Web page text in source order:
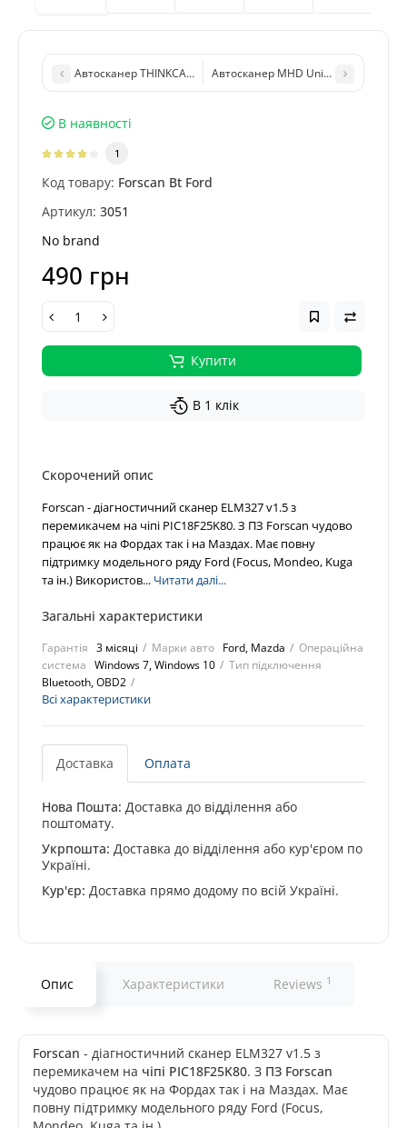
Автосканер THINKCAR Thinktool Lite (6", 2/32Gb)
Автосканер MHD Universal WIFI для
В наявності
1
Код товару: Forscan Bt Ford
Артикул: 3051
No brand
490 грн
Купити
В 1 клік
Скорочений опис
Forscan - діагностичний сканер ELM327 v1.5 з
перемикачем на чіпі PIC18F25K80. З ПЗ Forscan чудово
працює як на Фордах так і на Маздах. Має повну
підтримку модельного ряду Ford (Focus, Mondeo, Kuga
та ін.) Використов... Читати далі...
Загальні характеристики
Гарантія 3 місяці Марки авто Ford, Mazda
Операційна
система Windows 7, Windows 10
Тип підключення
Bluetooth, OBD2
Всі характеристики
Доставка Оплата
Нова Пошта: Доставка до відділення або
поштомату.
Укрпошта: Доставка до відділення або кур'єром по
Україні.
Кур'єр: Доставка прямо додому по всій Україні.
Опис Характеристики Reviews 1
Forscan - діагностичний сканер ELM327 v1.5 з
перемикачем на чіпі PIC18F25K80. З ПЗ Forscan
чудово працює як на Фордах так і на Маздах. Має
повну підтримку модельного ряду Ford (Focus,